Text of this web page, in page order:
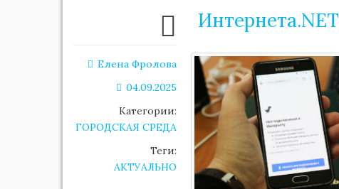
Елена Фролова
04.09.2025
Категории:
ГОРОДСКАЯ СРЕДА
Теги:
АКТУАЛЬНО
Интернета.NET